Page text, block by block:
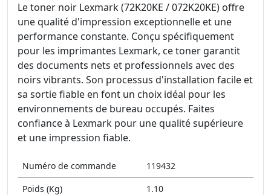
Le toner noir Lexmark (72K20KE / 072K20KE) offre
une qualité d'impression exceptionnelle et une
performance constante. Conçu spécifiquement
pour les imprimantes Lexmark, ce toner garantit
des documents nets et professionnels avec des
noirs vibrants. Son processus d'installation facile et
sa sortie fiable en font un choix idéal pour les
environnements de bureau occupés. Faites
confiance à Lexmark pour une qualité supérieure
et une impression fiable.
Numéro de commande
119432
Poids (Kg)
1.10